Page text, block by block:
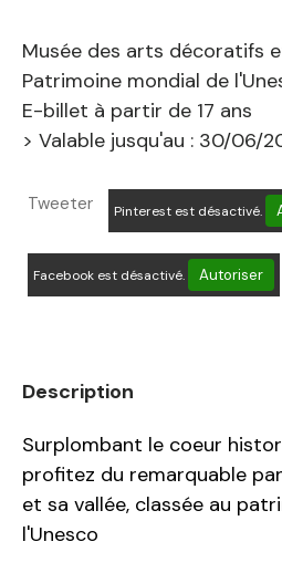
Musée des arts décoratifs
Patrimoine mondial de
E-billet à partir de 17 ans
> Valable jusqu'au : 30/06/
Tweeter Pinterest est désactivé.
Facebook est désactivé. Autoriser
Description
Surplombant le coeur
profitez du remarquable
et sa vallée, classée au
l'Unesco